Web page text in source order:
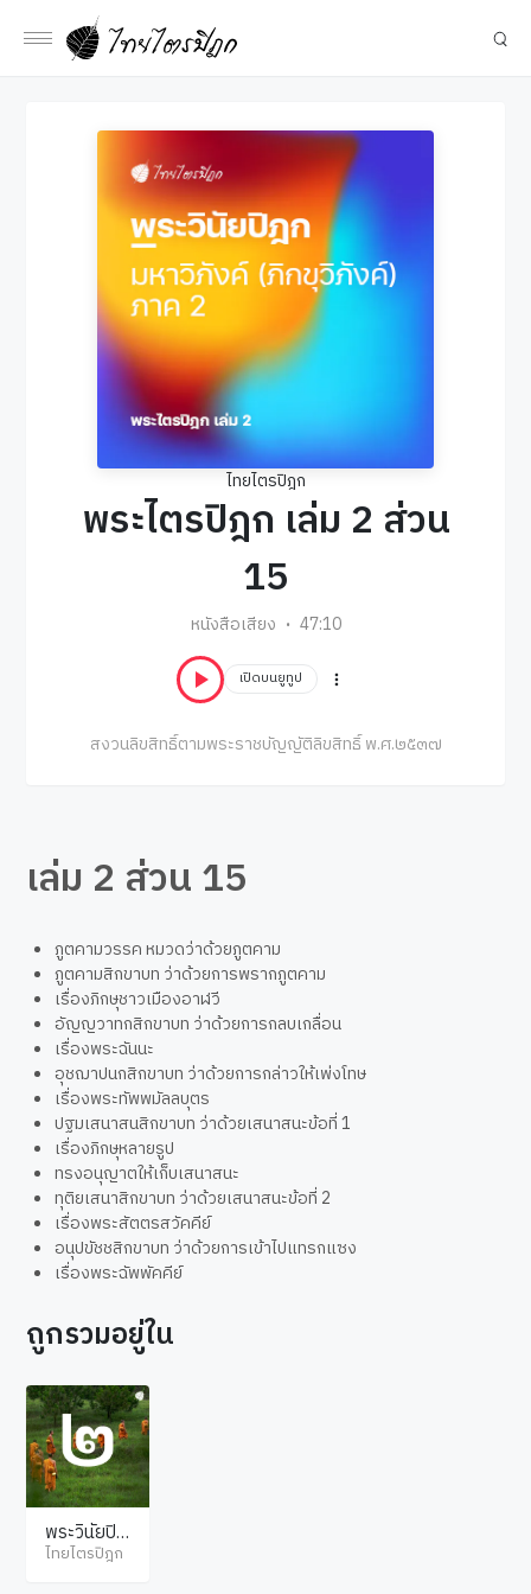
ไทยไตรปิฎก
พระไตรปิฎก เล่ม 2 ส่วน
15
หนังสือเสียง 47:10
เปิดบนยูทูป
สงวนลิขสิทธิ์ตามพระราชบัญญัติลิขสิทธิ์ พ.ศ.๒๕๓๗
เล่ม 2 ส่วน 15
ภูตคามวรรค หมวดว่าด้วยภูตคาม
ภูตคามสิกขาบท ว่าด้วยการพรากภูตคาม
เรื่องภิกษุชาวเมืองอาฬวี
อัญญวาทกสิกขาบท ว่าด้วยการกลบเกลื่อน
เรื่องพระฉันนะ
อุชฌาปนกสิกขาบท ว่าด้วยการกล่าวให้เพ่งโทษ
เรื่องพระทัพพมัลลบุตร
ปฐมเสนาสนสิกขาบท ว่าด้วยเสนาสนะข้อที่ 1
เรื่องภิกษุหลายรูป
ทรงอนุญาตให้เก็บเสนาสนะ
ทุติยเสนาสิกขาบท ว่าด้วยเสนาสนะข้อที่ 2
เรื่องพระสัตตรสวัคคีย์
อนุปขัชชสิกขาบท ว่าด้วยการเข้าไปแทรกแซง
เรื่องพระฉัพพัคคีย์
ถูกรวมอยู่ใน
พระวินัยปิฎ
ก มหาวิภังค์
ไทยไตรปิฎก